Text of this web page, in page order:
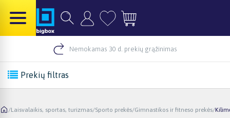
Nemokamas 30 d. prekių grąžinimas
Prekių filtras
/Laisvalaikis, sportas, turizmas/Sporto prekės/Gimnastikos ir fitneso prekės/